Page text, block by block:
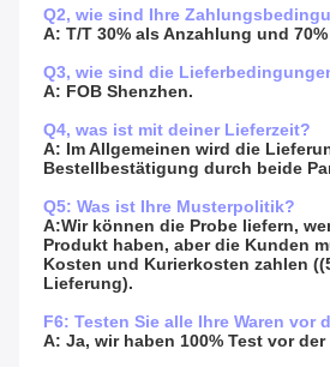
Q2, wie sind Ihre
A: T/T 30% als Anzahlung und
Q3, wie sind die
A: FOB Shenzhen.
Q4, was ist mit deiner Lieferzeit?
A: Im Allgemeinen wird die
Bestellbestätigung durch beide
Q5: Was ist Ihre Musterpolitik?
A:Wir können die Probe liefern,
Produkt haben, aber die Kunden
Kosten und Kurierkosten zahlen
Lieferung).
F6: Testen Sie alle Ihre Waren vor
A: Ja, wir haben 100% Test vor